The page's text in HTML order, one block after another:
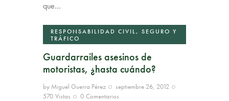
que…
RESPONSABILIDAD CIVIL, SEGURO Y
TRÁFICO
Guardarrailes asesinos de
motoristas, ¿hasta cuándo?
by Miguel Guerra Pérez
septiembre 26, 2012
570 Vistas 0 Comentarios